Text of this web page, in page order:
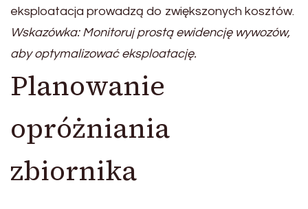
eksploatacja prowadzą do zwiększonych kosztów.
Wskazówka: Monitoruj prostą ewidencję wywozów,
aby optymalizować eksploatację.
Planowanie
opróżniania
zbiornika